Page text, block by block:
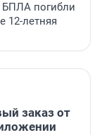
БПЛА погибли
12-летняя
заказ от